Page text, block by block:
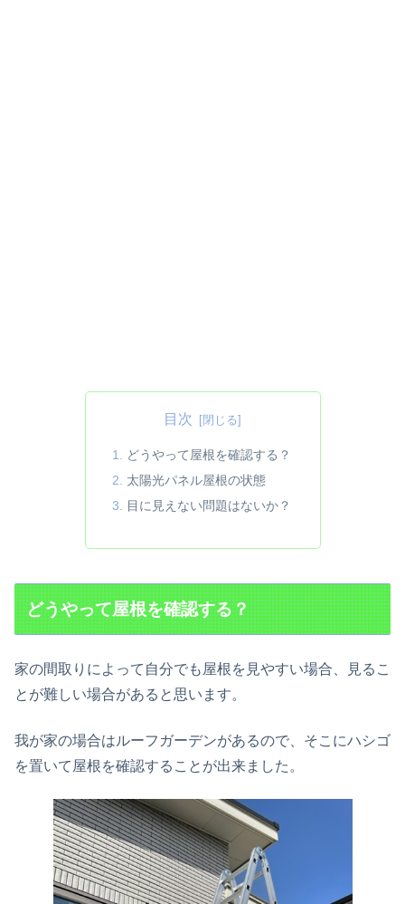
目次
どうやって屋根を確認する？
太陽光パネル屋根の状態
目に見えない問題はないか？
どうやって屋根を確認する？
家の間取りによって自分でも屋根を見やすい場合、見るこ
とが難しい場合があると思います。
我が家の場合はルーフガーデンがあるので、そこにハシゴ
を置いて屋根を確認することが出来ました。